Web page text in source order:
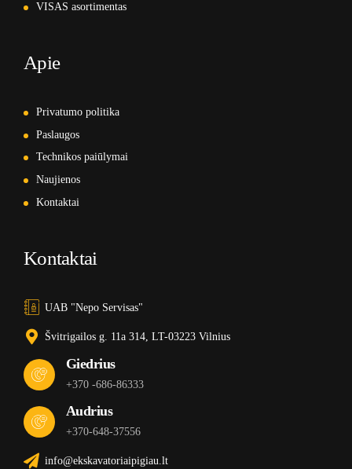
VISAS asortimentas
Apie
Privatumo politika
Paslaugos
Technikos paiūlymai
Naujienos
Kontaktai
Kontaktai
UAB "Nepo Servisas"
Švitrigailos g. 11a 314, LT-03223 Vilnius
Giedrius
+370 -686-86333
Audrius
+370-648-37556
info@ekskavatoriaipigiau.lt